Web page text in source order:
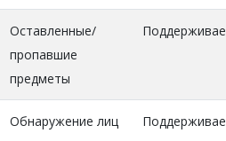
Оставленные/
пропавшие
предметы
Обнаружение лиц